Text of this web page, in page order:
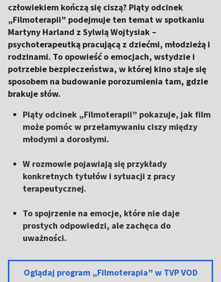
człowiekiem kończą się ciszą? Piąty odcinek
„Filmoterapii” podejmuje ten temat w spotkaniu
Martyny Harland z Sylwią Wojtysiak –
psychoterapeutką pracującą z dziećmi, młodzieżą i
rodzinami. To opowieść o emocjach, wstydzie i
potrzebie bezpieczeństwa, w której kino staje się
sposobem na budowanie porozumienia tam, gdzie
brakuje słów.
Piąty odcinek „Filmoterapii” pokazuje, jak film
może pomóc w przełamywaniu ciszy między
młodymi a dorosłymi.
W rozmowie pojawiają się przykłady
konkretnych tytułów i sytuacji z pracy
terapeutycznej.
To spojrzenie na emocje, które nie daje
prostych odpowiedzi, ale zachęca do
uważności.
Oglądaj program „Filmoterapia” w TVP VOD